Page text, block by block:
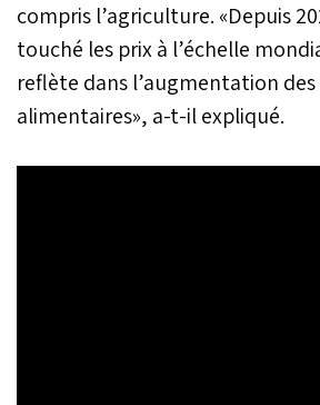
compris l’agriculture. «Depuis
touché les prix à l’échelle
reflète dans l’augmentation
alimentaires», a-t-il expliqué.